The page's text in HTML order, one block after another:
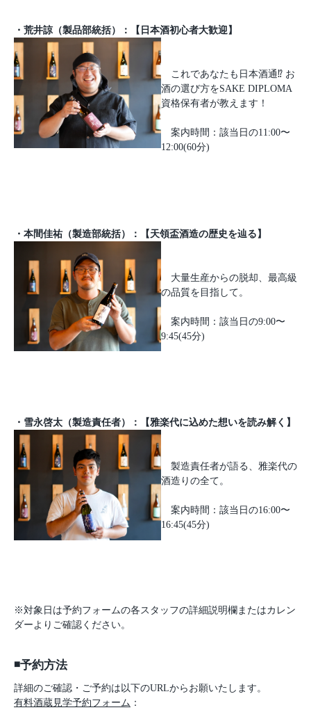
・荒井諒（製品部統括）：【日本酒初心者大歓迎】
これであなたも日本酒通⁉︎ お
酒の選び方をSAKE DIPLOMA
資格保有者が教えます！
案内時間：該当日の11:00〜
12:00(60分)
・本間佳祐（製造部統括）：【天領盃酒造の歴史を辿る】
大量生産からの脱却、最高級
の品質を目指して。
案内時間：該当日の9:00〜
9:45(45分)
・雪永啓太（製造責任者）：【雅楽代に込めた想いを読み解く】
製造責任者が語る、雅楽代の
酒造りの全て。
案内時間：該当日の16:00〜
16:45(45分)
※対象日は予約フォームの各スタッフの詳細説明欄またはカレン
ダーよりご確認ください。
◾️予約方法
詳細のご確認・ご予約は以下のURLからお願いたします。
有料酒蔵見学予約フォーム ：